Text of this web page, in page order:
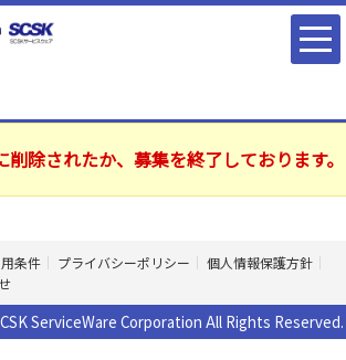
削除されたか、募集を終了しております。
条件 プライバシーポリシー
個人情報保護方針
ServiceWare Corporation All Rights Reserved.